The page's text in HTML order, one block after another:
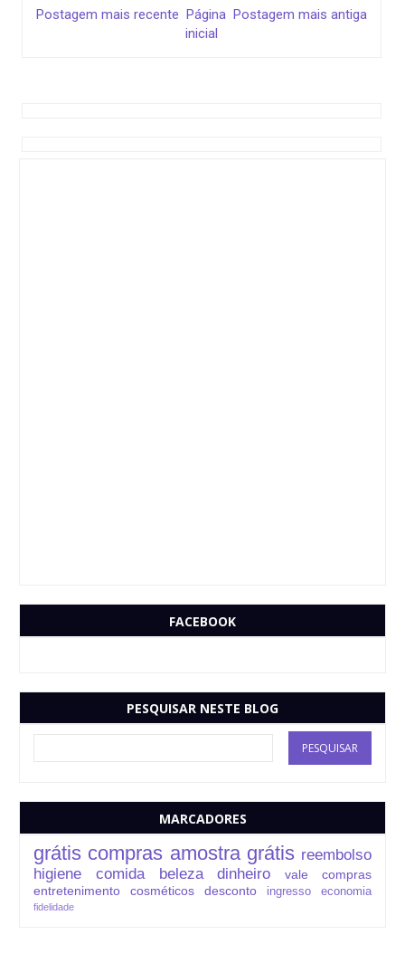
Postagem mais recente Postagem mais antiga
Página
inicial
FACEBOOK
PESQUISAR NESTE BLOG
MARCADORES
grátis compras amostra grátis reembolso
higiene
comida beleza dinheiro
vale compras
entretenimento
cosméticos desconto ingresso economia
fidelidade